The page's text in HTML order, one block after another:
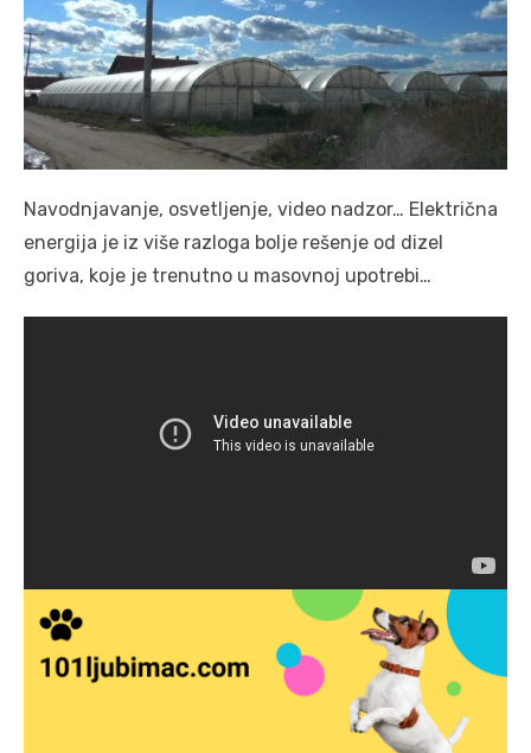
Navodnjavanje, osvetljenje, video nadzor… Električna
energija je iz više razloga bolje rešenje od dizel
goriva, koje je trenutno u masovnoj upotrebi…